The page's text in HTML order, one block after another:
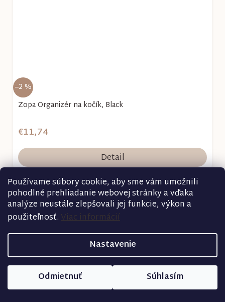
Používame súbory cookie, aby sme vám umožnili
pohodlné prehliadanie webovej stránky a vďaka
analýze neustále zlepšovali jej funkcie, výkon a
použiteľnosť.Viac informácií
Nastavenie
Odmietnuť Súhlasím
–2 %
Zopa Organizér na kočík, Black
€11,74
Detail